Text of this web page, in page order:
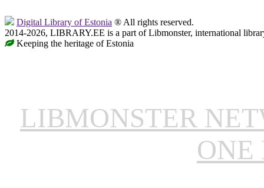
Digital Library of Estonia ® All rights reserved.
2014-2026, LIBRARY.EE is a part of Libmonster, international
Keeping the heritage of Estonia
LIBMONSTER
ONE